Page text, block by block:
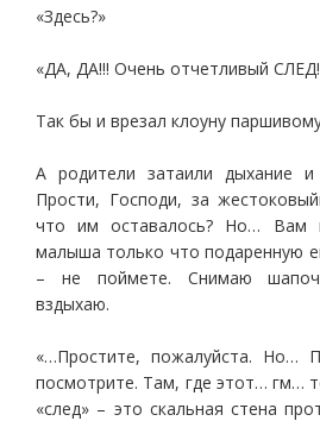
«Здесь?»
«ДА, ДА!!! Очень отчетливый
Так бы и врезал клоуну
А родители затаили дыхание
Прости, Господи, за
что им оставалось? Но… Вам
малыша только что подаренную
– не поймете. Снимаю
вздыхаю.
«…Простите, пожалуйста. Но…
посмотрите. Там, где этот… гм…
«след» – это скальная стена